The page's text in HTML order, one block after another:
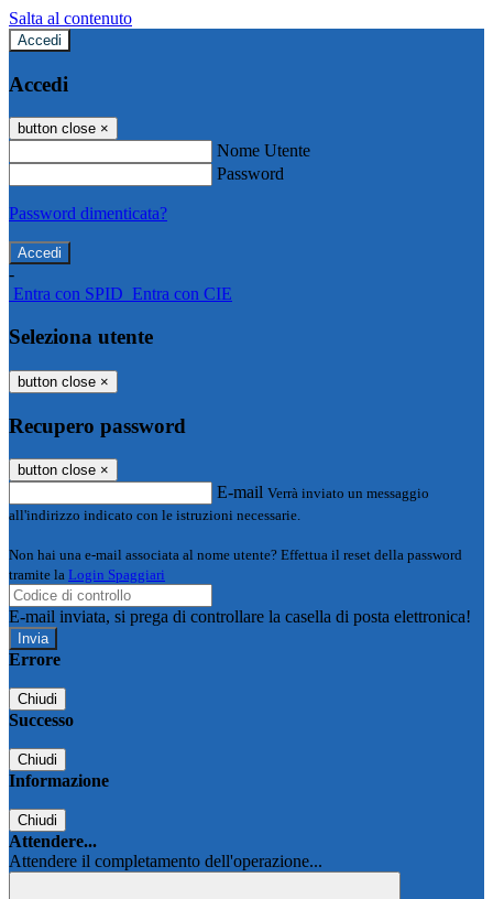
Salta al contenuto
Accedi
Accedi
button close ×
Nome Utente
Password
Password dimenticata?
-
Entra con SPID Entra con CIE
Seleziona utente
button close ×
Recupero password
button close ×
E-mail Verrà inviato un messaggio
all'indirizzo indicato con le istruzioni necessarie.
Non hai una e-mail associata al nome utente? Effettua il reset della password
tramite la Login Spaggiari
E-mail inviata, si prega di controllare la casella di posta elettronica!
Errore
Chiudi
Successo
Chiudi
Informazione
Chiudi
Attendere...
Attendere il completamento dell'operazione...